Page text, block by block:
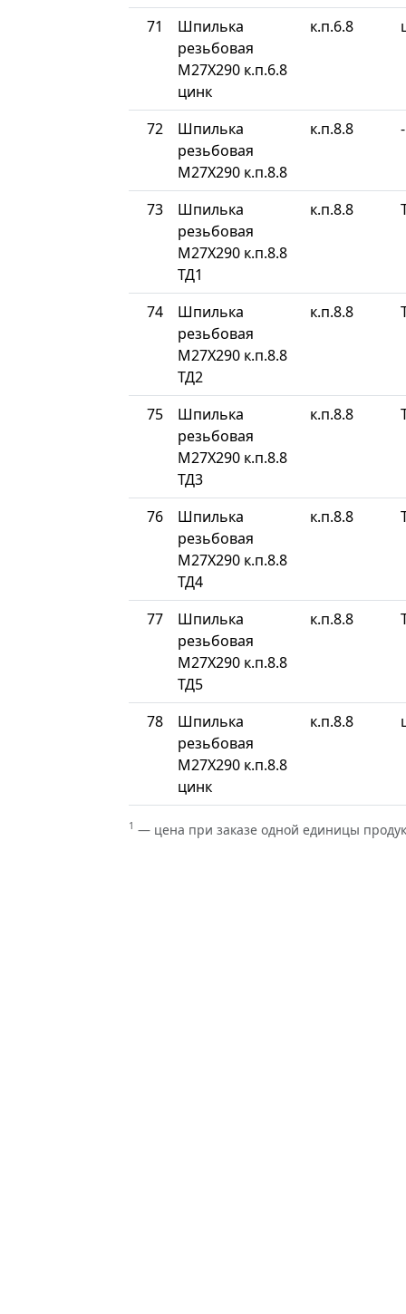
71
Шпилька
резьбовая
М27Х290 к.п.6.8
цинк
к.п.6.8
72
Шпилька
резьбовая
М27Х290 к.п.8.8
к.п.8.8 -
73
Шпилька
резьбовая
М27Х290 к.п.8.8
ТД1
к.п.8.8
74
Шпилька
резьбовая
М27Х290 к.п.8.8
ТД2
к.п.8.8
75
Шпилька
резьбовая
М27Х290 к.п.8.8
ТД3
к.п.8.8
76
Шпилька
резьбовая
М27Х290 к.п.8.8
ТД4
к.п.8.8
77
Шпилька
резьбовая
М27Х290 к.п.8.8
ТД5
к.п.8.8
78
Шпилька
резьбовая
М27Х290 к.п.8.8
цинк
к.п.8.8
1 — цена при заказе одной единицы